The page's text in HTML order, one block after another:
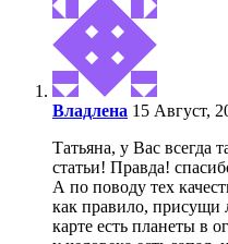
Владлена 15 Август,
Татьяна, у Вас всегда
статьи! Правда!
А по поводу тех
как правило, присущи
карте есть планеты в